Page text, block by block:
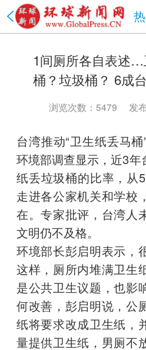
旧金山 沙加缅度 热
上海市 天津市 重庆
福建省
江西省 山东省 河南省
广东省
海南省 贵州省 云南
青海省
台湾省 内蒙古 西藏
四川省
政法网事 海南省 书
1间厕所各自表述
桶？垃圾桶？ 6成
浏览次数：5479 发
台湾推动“卫生纸丢马
环境部调查显示，近3年
纸丢垃圾桶的比率，从
走进各公家机关和学校
在。专家批评，台湾人
文明仍不及格。
环境部长彭启明表示，
这样，厕所内堆满卫生
是公共卫生议题，也影
何改善，彭启明说，公
纸将要求改成卫生纸，
量提供卫生纸，男厕不